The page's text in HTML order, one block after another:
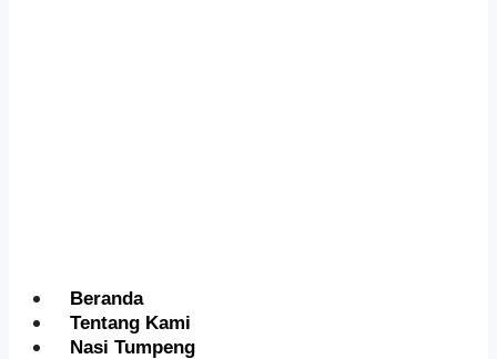
Menu
Beranda
Tentang Kami
Nasi Tumpeng